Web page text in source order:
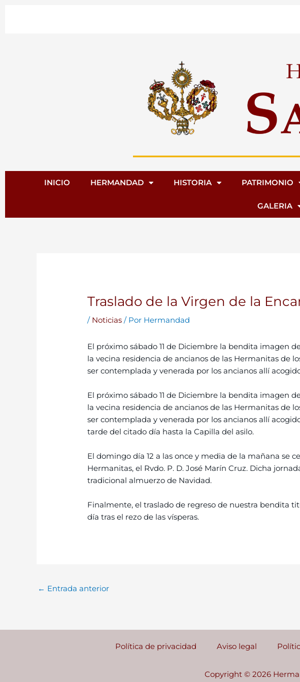
INICIO HERMANDAD HISTORIA PATRIMONIO
GALERIA
Traslado de la Virgen de la
/ Noticias / Por Hermandad
El próximo sábado 11 de Diciembre la bendita imagen
la vecina residencia de ancianos de las Hermanitas de
ser contemplada y venerada por los ancianos allí
El próximo sábado 11 de Diciembre la bendita imagen
la vecina residencia de ancianos de las Hermanitas de
ser contemplada y venerada por los ancianos allí
tarde del citado día hasta la Capilla del asilo.
El domingo día 12 a las once y media de la mañana se
Hermanitas, el Rvdo. P. D. José Marín Cruz. Dicha
tradicional almuerzo de Navidad.
Finalmente, el traslado de regreso de nuestra bendita
día tras el rezo de las vísperas.
← Entrada anterior
Política de privacidad Aviso legal
Copyright © 2026